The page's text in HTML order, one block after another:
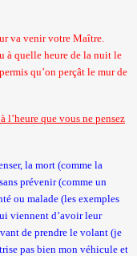
va venir votre Maître.
à quelle heure de la nuit le
qu’on perçât le mur de
l’heure que vous ne pensez
la mort (comme la
prévenir (comme un
ou malade (les exemples
viennent d’avoir leur
de prendre le volant (je
pas bien mon véhicule et